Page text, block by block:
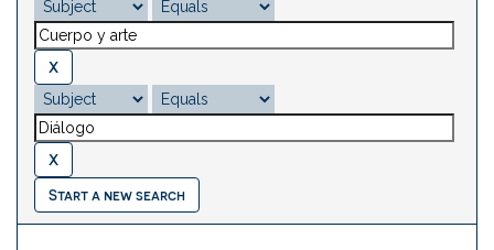
Start a new search